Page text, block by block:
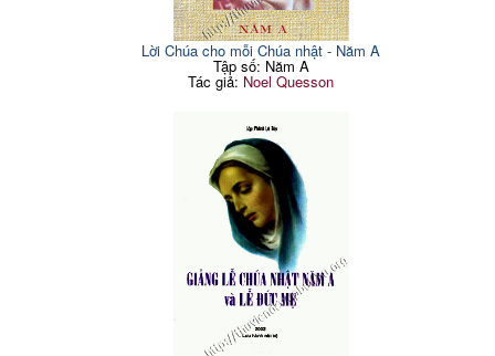
Lời Chúa cho mỗi Chúa nhật - Năm A
Tập số: Năm A
Tác giả: Noel Quesson